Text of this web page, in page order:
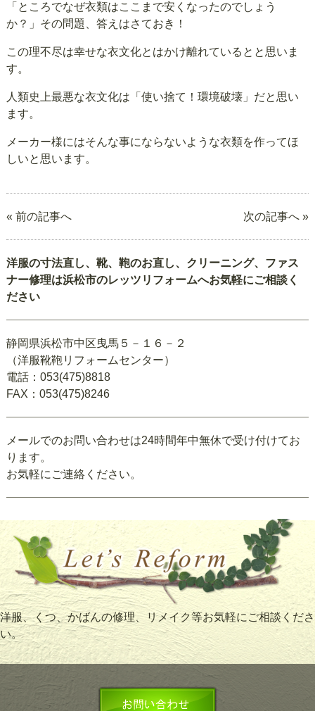
「ところでなぜ衣類はここまで安くなったのでしょう
か？」その問題、答えはさておき！
この理不尽は幸せな衣文化とはかけ離れているとと思いま
す。
人類史上最悪な衣文化は「使い捨て！環境破壊」だと思い
ます。
メーカー様にはそんな事にならないような衣類を作ってほ
しいと思います。
« 前の記事へ 次の記事へ »
洋服の寸法直し、靴、鞄のお直し、クリーニング、ファス
ナー修理は浜松市のレッツリフォームへお気軽にご相談く
ださい
静岡県浜松市中区曳馬５－１６－２
（洋服靴鞄リフォームセンター）
電話：053(475)8818
FAX：053(475)8246
メールでのお問い合わせは24時間年中無休で受け付けてお
ります。
お気軽にご連絡ください。
洋服、くつ、かばんの修理、リメイク等お気軽にご相談くださ
い。